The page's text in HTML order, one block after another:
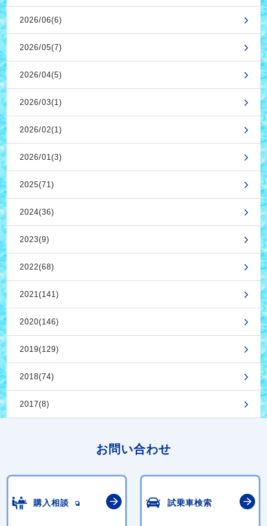
2026/06(6)
2026/05(7)
2026/04(5)
2026/03(1)
2026/02(1)
2026/01(3)
2025(71)
2024(36)
2023(9)
2022(68)
2021(141)
2020(146)
2019(129)
2018(74)
2017(8)
お問い合わせ
購入相談 試乗車検索